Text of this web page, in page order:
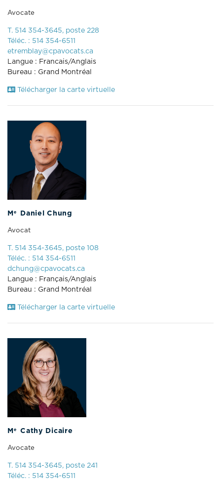
Avocate
T. 514 354-3645, poste 228
Téléc. : 514 354-6511
etremblay@cpavocats.ca
Langue : Francais/Anglais
Bureau : Grand Montréal
Télécharger la carte virtuelle
M e Daniel Chung
Avocat
T. 514 354-3645, poste 108
Téléc. : 514 354-6511
dchung@cpavocats.ca
Langue : Français/Anglais
Bureau : Grand Montréal
Télécharger la carte virtuelle
M e Cathy Dicaire
Avocate
T. 514 354-3645, poste 241
Téléc. : 514 354-6511